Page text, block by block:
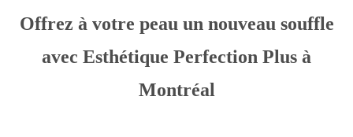
Offrez à votre peau un nouveau souffle
avec Esthétique Perfection Plus à
Montréal